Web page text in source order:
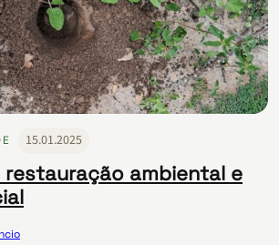
15.01.2025
restauração ambiental e